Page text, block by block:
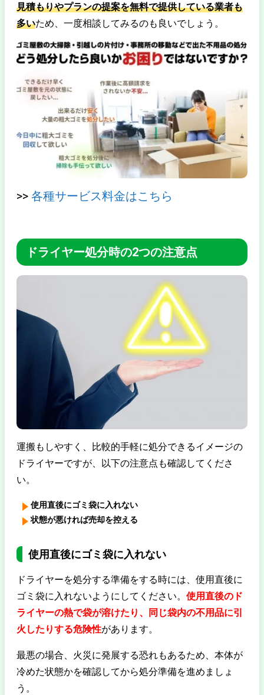
見積もりやプランの提案を無料で提供している業者も
多いため、一度相談してみるのも良いでしょう。
>> 各種サービス料金はこちら
ドライヤー処分時の2つの注意点
運搬もしやすく、比較的手軽に処分できるイメージの
ドライヤーですが、以下の注意点も確認してくださ
い。
使用直後にゴミ袋に入れない
状態が悪ければ売却を控える
使用直後にゴミ袋に入れない
ドライヤーを処分する準備をする時には、使用直後に
ゴミ袋に入れないようにしてください。 使用直後のド
ライヤーの熱で袋が溶けたり、同じ袋内の不用品に引
火したりする危険性があります。
最悪の場合、火災に発展する恐れもあるため、本体が
冷めた状態かを確認してから処分準備を進めましょ
う。